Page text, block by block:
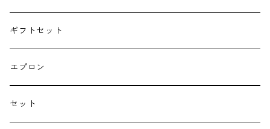
授乳クッション
よだれカバー
抱っこ紐
ギフトセット
エプロン
セット